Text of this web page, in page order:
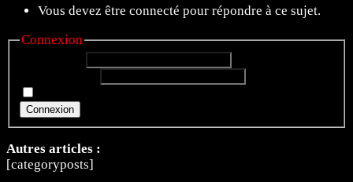
Vous devez être connecté pour répondre à ce sujet.
Connexion
Connexion
Autres articles :
[categoryposts]